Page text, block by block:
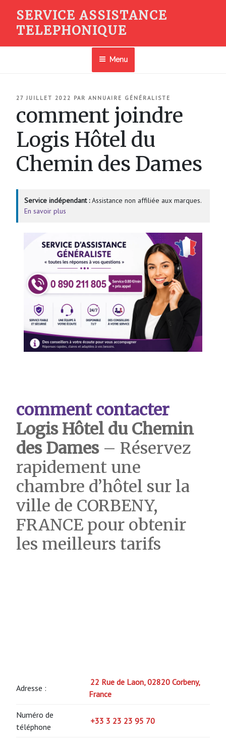
contenu
SERVICE ASSISTANCE
TELEPHONIQUE
Menu
PUBLIÉ
27 JUILLET 2022 PAR ANNUAIRE GÉNÉRALISTE
comment joindre
Logis Hôtel du
Chemin des Dames
Service indépendant :Assistance non affiliée aux marques.
En savoir plus
comment contacter
Logis Hôtel du Chemin
des Dames– Réservez
rapidement une
chambre d’hôtel sur la
ville de CORBENY,
FRANCE pour obtenir
les meilleurs tarifs
Adresse :
22 Rue de Laon, 02820 Corbeny,
France
Numéro de
téléphone
+33 3 23 23 95 70